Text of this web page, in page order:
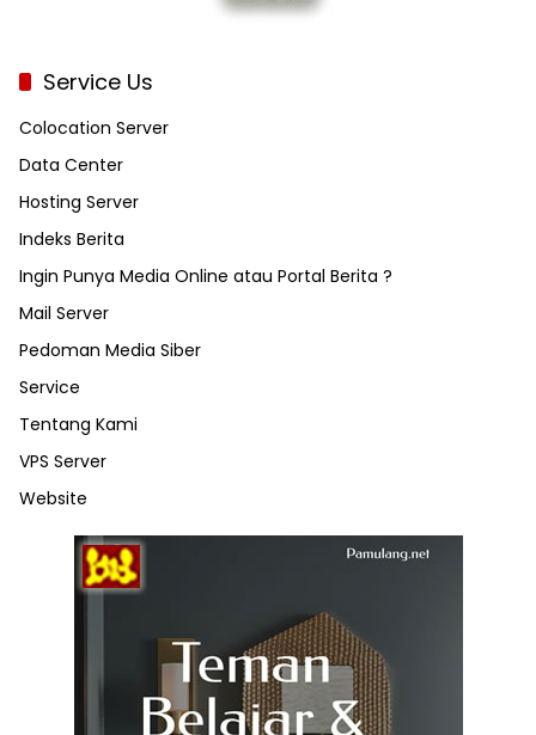
Service Us
Colocation Server
Data Center
Hosting Server
Indeks Berita
Ingin Punya Media Online atau Portal Berita ?
Mail Server
Pedoman Media Siber
Service
Tentang Kami
VPS Server
Website